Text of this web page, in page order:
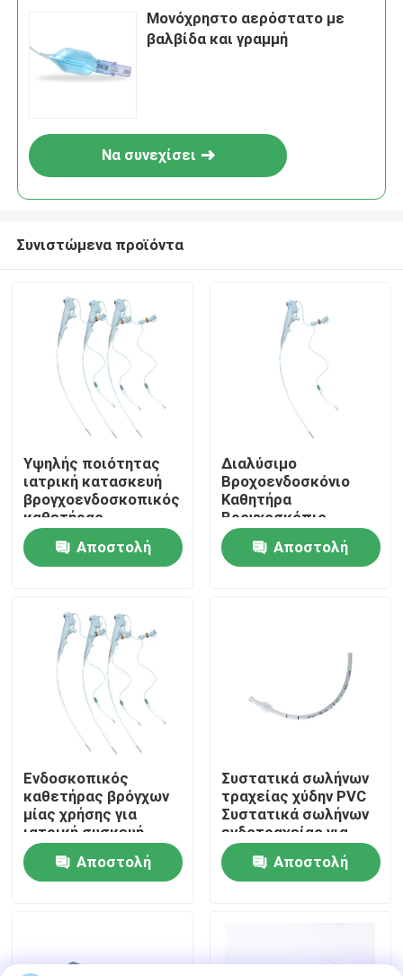
Αρχική Σελίδα
Προϊόντα
Εμφάνιση VR
Σχετικά με εμάς
Γύρος εργοστασίων
Ποιοτικός έλεγχος
επαφή
Ζητήστε ένα απόσπασμα
Λαρυγγικός εναέριος διάδρομος μασκών
Μονόχρηστο αερόστατο με
βαλβίδα και γραμμή
Να συνεχίσει
Συνιστώμενα προϊόντα
Υψηλής ποιότητας
ιατρική κατασκευή
βρογχοενδοσκοπικός
καθετήρας
Αποστολή
Διαλύσιμο
Βροχοενδοσκόνιο
Καθητήρα
Βρονχοσκόπιο
Πατενταρισμένο νέο
προϊόν Αποστολή
Ενδοσκοπικός
καθετήρας βρόγχων
μίας χρήσης για
ιατρική συσκευή
Αποστολή
Συστατικά σωλήνων
τραχείας χύδην PVC
Συστατικά σωλήνων
ενδοτραχείας για
αναισθησία
Αποστολή